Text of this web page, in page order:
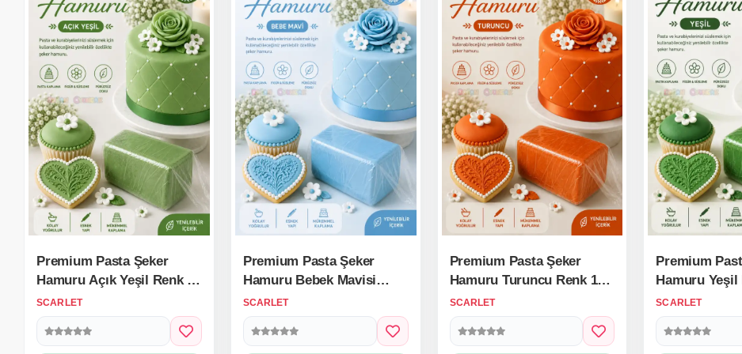
Premium Pasta Şeker
Hamuru Açık Yeşil Renk 1
Kg.
SCARLET
Premium Pasta Şeker
Hamuru Bebek Mavisi
Renk 1 Kg.
SCARLET
Premium Pasta Şeker
Hamuru Turuncu Renk 1
Kg.
SCARLET
Premium
Hamuru Yeşil
SCARLET